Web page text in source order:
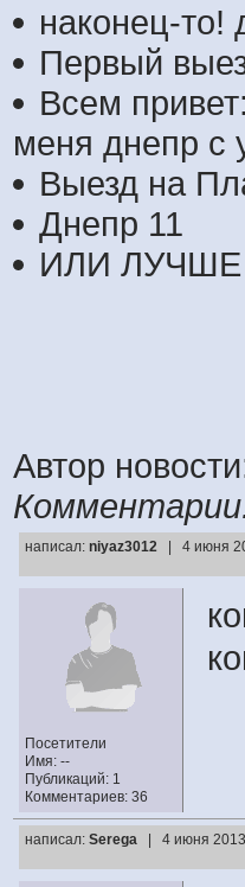
наконец-то!
Первый
Всем
меня днепр с
Выезд на
Днепр 11
ИЛИ
Автор
написал: niyaz3012 | 4 июня
Посетители
Имя: --
Публикаций: 1
Комментариев: 36
написал: Seregа | 4 июня